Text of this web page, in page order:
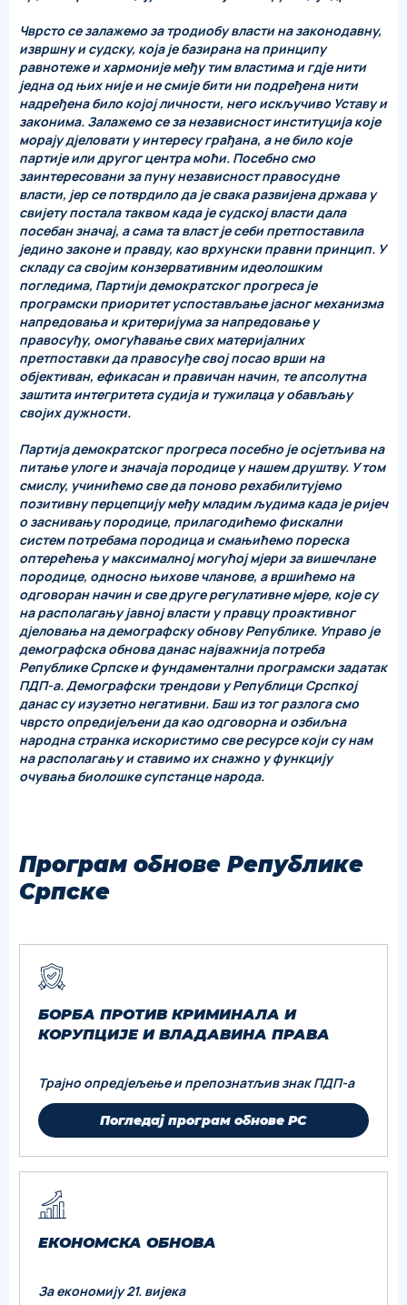
Чврсто се залажемо за тродиобу власти на законодавну,
извршну и судску, која је базирана на принципу
равнотеже и хармоније међу тим властима и гдје нити
једна од њих није и не смије бити ни подређена нити
надређена било којој личности, него искључиво Уставу и
законима. Залажемо се за независност институција које
морају дјеловати у интересу грађана, а не било које
партије или другог центра моћи. Посебно смо
заинтересовани за пуну независност правосудне
власти, јер се потврдило да је свака развијена држава у
свијету постала таквом када је судској власти дала
посебан значај, а сама та власт је себи претпоставила
једино законе и правду, као врхунски правни принцип. У
складу са својим конзервативним идеолошким
погледима, Партији демократског прогреса је
програмски приоритет успостављање јасног механизма
напредовања и критеријума за напредовање у
правосуђу, омогућавање свих материјалних
претпоставки да правосуђе свој посао врши на
објективан, ефикасан и правичан начин, те апсолутна
заштита интегритета судија и тужилаца у обављању
својих дужности.
Партија демократског прогреса посебно је осјетљива на
питање улоге и значаја породице у нашем друштву. У том
смислу, учинићемо све да поново рехабилитујемо
позитивну перцепцију међу младим људима када је ријеч
о заснивању породице, прилагодићемо фискални
систем потребама породица и смањићемо пореска
оптерећења у максималној могућој мјери за вишечлане
породице, односно њихове чланове, а вршићемо на
одговоран начин и све друге регулативне мјере, које су
на располагању јавној власти у правцу проактивног
дјеловања на демографску обнову Републике. Управо је
демографска обнова данас најважнија потреба
Републике Српске и фундаментални програмски задатак
ПДП-а. Демографски трендови у Републици Срспкој
данас су изузетно негативни. Баш из тог разлога смо
чврсто опредијељени да као одговорна и озбиљна
народна странка искористимо све ресурсе који су нам
на располагању и ставимо их снажно у функцију
очувања биолошке супстанце народа.
Програм обнове Републике
Српске
БОРБА ПРОТИВ КРИМИНАЛА И
КОРУПЦИЈЕ И ВЛАДАВИНА ПРАВА
Tрајно опредјељење и препознатљив знак ПДП-а
Погледај програм обнове РС
ЕКОНОМСКА ОБНОВА
За економију 21. вијека